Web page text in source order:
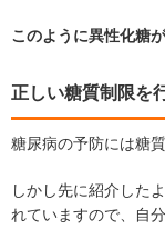
このように異性化糖
正しい糖質制限を
糖尿病の予防には糖
しかし先に紹介した
れていますので、自